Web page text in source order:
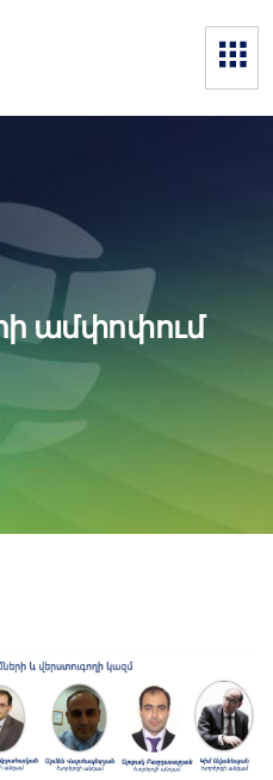
ամփոփում